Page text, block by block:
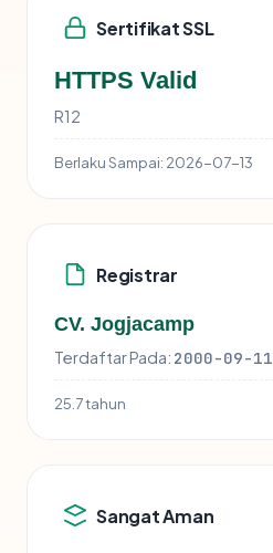
Sertifikat SSL
HTTPS Valid
R12
Berlaku Sampai: 2026-07-13
Registrar
CV. Jogjacamp
Terdaftar Pada: 2000-09-11
25.7 tahun
Sangat Aman